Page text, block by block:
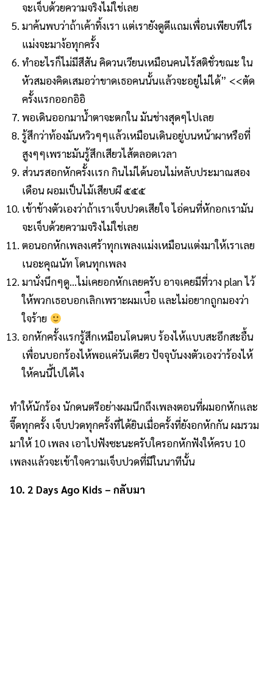
จะเจ็บด้วยความจริงไม่ใช่เลย
มาค้นพบว่าถ้าเค้าทิ้งเรา แต่เรายังดูดีแถมเพื่อนเพียบทีไร
แม่งจะมาง้อทุกครั้ง
ทำอะไรก็ไม่มีสีสัน คิดวนเวียนเหมือนคนไร้สติชั่วขณะ ใน
หัวสมองคิดเสมอว่าขาดเธอคนนั้นแล้วจะอยู่ไม่ได้” <<ตัด
ครั้งแรกออกอิอิ
พอเดินออกมาน้ำตาจะตกใน มันช่างสุดๆไปเลย
รู้สึกว่าท้องมันหวิวๆๆแล้วเหมือนเดินอยู่บนหน้าผาหรือที่
สูงๆๆเพราะมันรู้สึกเสียวไส้ตลอดเวลา
ส่วนรสอกหักครั้งเเรก กินไม่ได้นอนไม่หลับประมาณสอง
เดือน ผอมเป็นไม้เสียบผี ๕๕๕
เข้าข้างตัวเองว่าถ้าเราเจ็บปวดเสียใจ ไอ่คนที่หักอกเรามัน
จะเจ็บด้วยความจริงไม่ใช่เลย
ตอนอกหักเพลงเศร้าทุกเพลงแม่งเหมือนแต่งมาให้เราเลย
เนอะคุณนัท โดนทุกเพลง
มานั่งนึกๆดู…ไม่เคยอกหักเลยครับ อาจเคยมีที่วาง plan ไว้
ให้พวกเธอบอกเลิกเพราะผมเบ่ือ และไม่อยากถูกมองว่า
ใจร้าย
อกหักครั้งแรกรู้สึกเหมือนโดนตบ ร้องไห้แบบสะอึกสะอื้น
เพื่อนบอกร้องไห้พอแค่วันเดียว ปัจจุบันงงตัวเองว่าร้องไห้
ให้คนนี้ไปได้ไง
ทำให้นักร้อง นักดนตรีอย่างผมนึกถึงเพลงตอนที่ผมอกหักและ
จี๊ดทุกครั้ง เจ็บปวดทุกครั้งที่ได้ยินเมื่อครั้งที่ยังอกหักกัน ผมรวม
มาให้ 10 เพลง เอาไปฟังซะนะครับใครอกหักฟังให้ครบ 10
เพลงแล้วจะเข้าใจความเจ็บปวดที่มีในนาทีนั้น
10. 2 Days Ago Kids – กลับมา